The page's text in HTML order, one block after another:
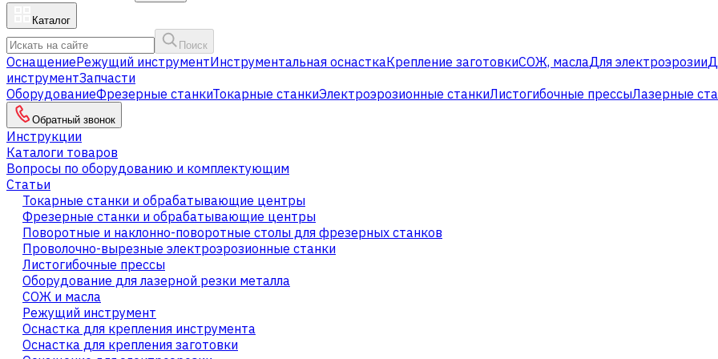
Каталог
Поиск
ОснащениеРежущий инструментИнструментальная оснасткаКрепление заготовкиСОЖ, маслаДля электроэрозии
инструментЗапчасти
ОборудованиеФрезерные станкиТокарные станкиЭлектроэрозионные станкиЛистогибочные прессыЛазерные
Обратный звонок
Инструкции
Каталоги товаров
Вопросы по оборудованию и комплектующим
Статьи
Токарные станки и обрабатывающие центры
Фрезерные станки и обрабатывающие центры
Поворотные и наклонно-поворотные столы для фрезерных станков
Проволочно-вырезные электроэрозионные станки
Листогибочные прессы
Оборудование для лазерной резки металла
СОЖ и масла
Режущий инструмент
Оснастка для крепления инструмента
Оснастка для крепления заготовки